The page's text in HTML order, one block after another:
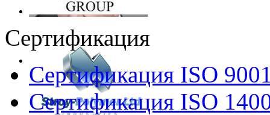
Сертификация
Сертификация ISO
Сертификация ISO